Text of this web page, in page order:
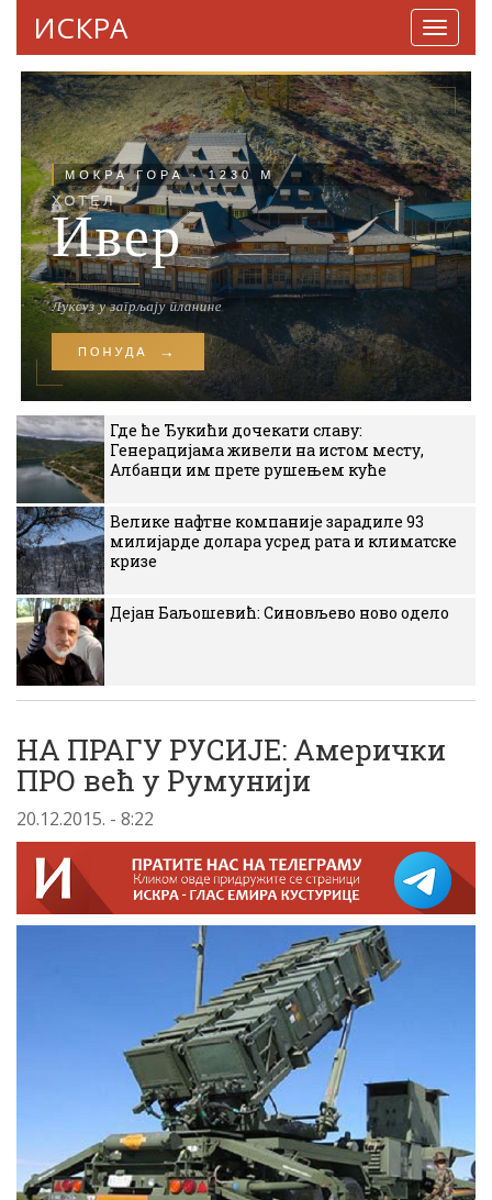
ИСКРА
Где ће Ђукићи дочекати славу:
Генерацијама живели на истом месту,
Албанци им прете рушењем куће
Велике нафтне компаније зарадиле 93
милијарде долара усред рата и климатске
кризе
Дејан Баљошевић: Синовљево ново одело
НА ПРАГУ РУСИЈЕ: Амерички
ПРО већ у Румунији
20.12.2015. - 8:22